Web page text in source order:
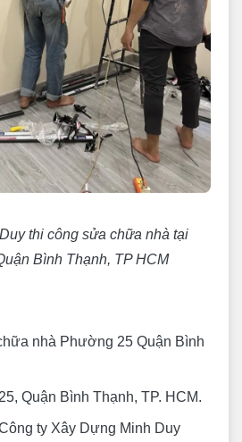
thi công sửa chữa nhà tại
Bình Thạnh, TP HCM
nhà Phường 25 Quận Bình
Quận Bình Thạnh, TP. HCM.
ty Xây Dựng Minh Duy